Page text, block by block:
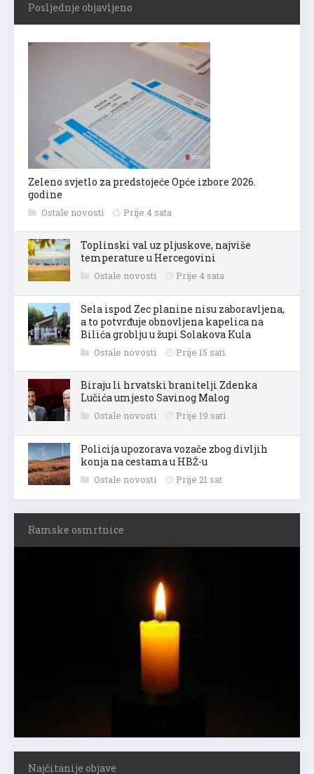
Posljednje objavljeno
Zeleno svjetlo za predstojeće Opće izbore 2026.
godine
Ostale novosti Prije 4 sata
Toplinski val uz pljuskove, najviše
temperature u Hercegovini
Ostale novosti Prije 4 sata
Sela ispod Zec planine nisu zaboravljena,
a to potvrđuje obnovljena kapelica na
Bilića groblju u župi Solakova Kula
Ostale novosti Prije 15 sati
Biraju li hrvatski branitelji Zdenka
Lučića umjesto Savinog Malog
Ostale novosti Prije 19 sati
Policija upozorava vozače zbog divljih
konja na cestama u HBŽ-u
Ostale novosti Prije 21 sat
Ramske osmrtnice
Najčitanije objave